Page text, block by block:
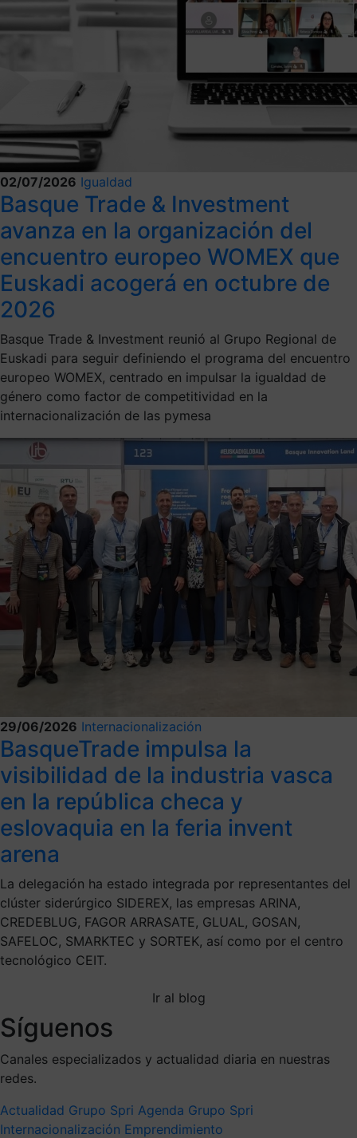
02/07/2026 Igualdad
Basque Trade & Investment
avanza en la organización del
encuentro europeo WOMEX que
Euskadi acogerá en octubre de
2026
Basque Trade & Investment reunió al Grupo Regional de
Euskadi para seguir definiendo el programa del encuentro
europeo WOMEX, centrado en impulsar la igualdad de
género como factor de competitividad en la
internacionalización de las pymesa
29/06/2026 Internacionalización
BasqueTrade impulsa la
visibilidad de la industria vasca
en la república checa y
eslovaquia en la feria invent
arena
La delegación ha estado integrada por representantes del
clúster siderúrgico SIDEREX, las empresas ARINA,
CREDEBLUG, FAGOR ARRASATE, GLUAL, GOSAN,
SAFELOC, SMARKTEC y SORTEK, así como por el centro
tecnológico CEIT.
Ir al blog
Síguenos
Canales especializados y actualidad diaria en nuestras
redes.
Actualidad Grupo Spri Agenda Grupo Spri
Internacionalización Emprendimiento